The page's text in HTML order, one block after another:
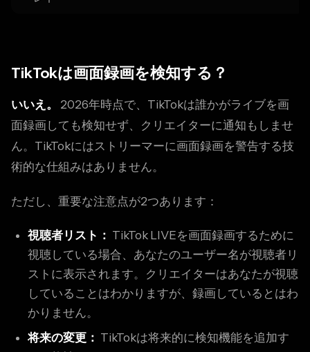
TikTokは画面録画を検知する？
いいえ。
2026年時点で、TikTokは誰かがライブを画
面録画しても検知せず、クリエイターに通知もしませ
ん。TikTokにはストリーマーに画面録画を警告する技
術的な仕組みはありません。
ただし、重要な注意点が2つあります：
視聴者リスト： TikTok LIVEを画面録画するために
視聴している場合、あなたのユーザー名が視聴者リ
ストに表示されます。クリエイターはあなたが視聴
していることはわかりますが、録画しているとはわ
かりません。
将来の変更： TikTokは将来的に検知機能を追加す